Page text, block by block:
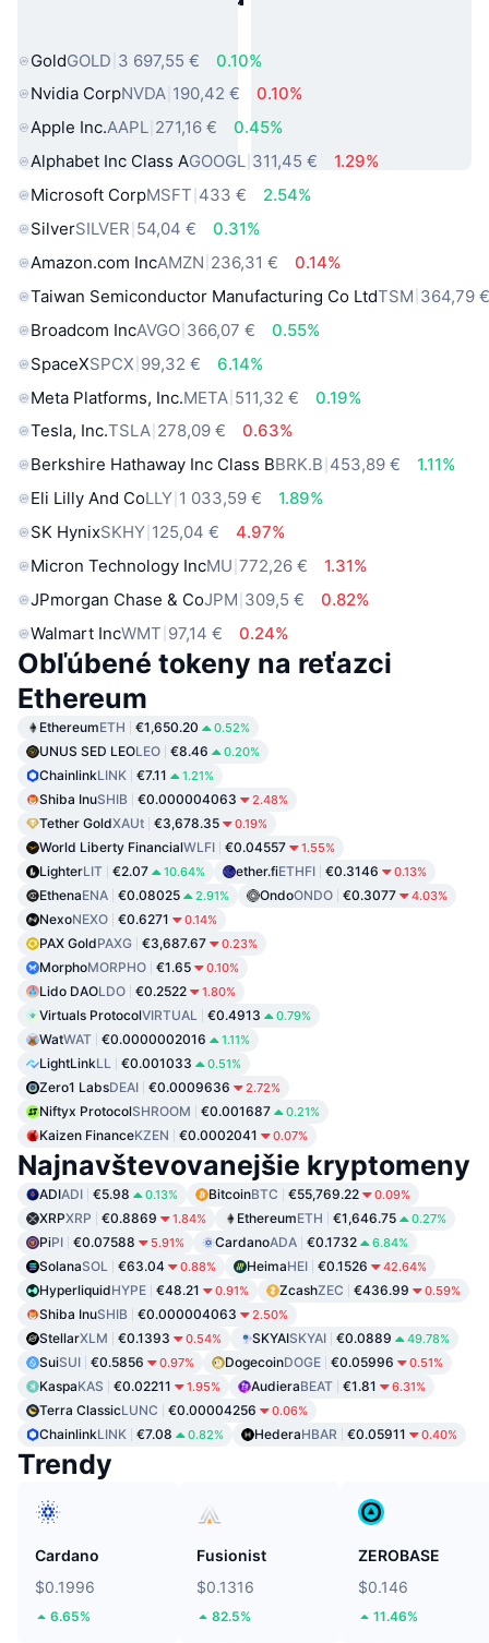
GoldGOLD 3 697,55 €
0.10%
Nvidia CorpNVDA 190,42 €
0.10%
Apple Inc.AAPL 271,16 €
0.45%
Alphabet Inc Class AGOOGL 311,45 €
1.29%
Microsoft CorpMSFT 433 €
2.54%
SilverSILVER 54,04 €
0.31%
Amazon.com IncAMZN 236,31 €
0.14%
Taiwan Semiconductor Manufacturing Co LtdTSM 364,79
Broadcom IncAVGO 366,07 €
0.55%
SpaceXSPCX 99,32 €
6.14%
Meta Platforms, Inc.META 511,32 €
0.19%
Tesla, Inc.TSLA 278,09 €
0.63%
Berkshire Hathaway Inc Class BBRK.B 453,89 €
1.11%
Eli Lilly And CoLLY 1 033,59 €
1.89%
SK HynixSKHY 125,04 €
4.97%
Micron Technology IncMU 772,26 €
1.31%
JPmorgan Chase & CoJPM 309,5 €
0.82%
Walmart IncWMT 97,14 € 0.24%
Obľúbené tokeny na reťazci
Ethereum
EthereumETH €1,650.20 0.52%
UNUS SED LEOLEO €8.46 0.20%
ChainlinkLINK €7.11 1.21%
Shiba InuSHIB €0.000004063 2.48%
Tether GoldXAUt €3,678.35 0.19%
World Liberty FinancialWLFI €0.04557 1.55%
LighterLIT €2.07 10.64% ether.fiETHFI €0.3146 0.13%
EthenaENA €0.08025 2.91% OndoONDO €0.3077 4.03%
NexoNEXO €0.6271 0.14%
PAX GoldPAXG €3,687.67 0.23%
MorphoMORPHO €1.65 0.10%
Lido DAOLDO €0.2522 1.80%
Virtuals ProtocolVIRTUAL €0.4913 0.79%
WatWAT €0.0000002016 1.11%
LightLinkLL €0.001033 0.51%
Zero1 LabsDEAI €0.0009636 2.72%
Niftyx ProtocolSHROOM €0.001687 0.21%
Kaizen FinanceKZEN €0.0002041 0.07%
Najnavštevovanejšie kryptomeny
ADIADI €5.98 0.13% BitcoinBTC €55,769.22 0.09%
XRPXRP €0.8869 1.84% EthereumETH €1,646.75 0.27%
PiPI €0.07588 5.91% CardanoADA €0.1732 6.84%
SolanaSOL €63.04 0.88% HeimaHEI €0.1526 42.64%
HyperliquidHYPE €48.21 0.91% ZcashZEC €436.99 0.59%
Shiba InuSHIB €0.000004063 2.50%
StellarXLM €0.1393 0.54% SKYAISKYAI €0.0889 49.78%
SuiSUI €0.5856 0.97% DogecoinDOGE €0.05996 0.51%
KaspaKAS €0.02211 1.95% AudieraBEAT €1.81 6.31%
Terra ClassicLUNC €0.00004256 0.06%
ChainlinkLINK €7.08 0.82% HederaHBAR €0.05911 0.40%
Trendy
Cardano
$0.1996
6.65%
Fusionist
$0.1316
82.5%
ZEROBASE
$0.146
11.46%